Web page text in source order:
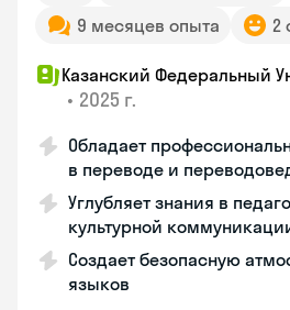
9 месяцев опыта
2
Казанский Федеральный
• 2025 г.
Обладает
в переводе и
Углубляет знания в
культурной
Создает безопасную
языков